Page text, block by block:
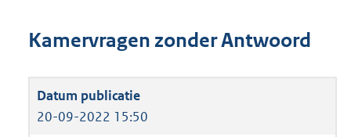
Kamervragen zonder Antwoord
20-09-2022 15:50